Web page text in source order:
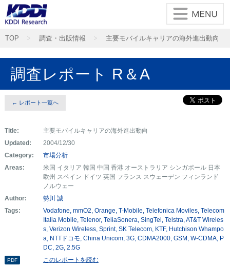
TOP 調査・出版情報 主要モバイルキャリアの海外進出動向
調査レポート R＆A
← レポート一覧へ
Title:
主要モバイルキャリアの海外進出動向
Updated:
2004/12/30
Category:
市場分析
Areas:
米国 イタリア 韓国 中国 香港 オーストラリア シンガポール 日本
欧州 スペイン ドイツ 英国 フランス スウェーデン フィンランド
ノルウェー
Author:
勢川 誠
Tags:
Vodafone mmO2 Orange T-Mobile Telefonica Moviles Telecom
Italia Mobile Telenor TeliaSonera SingTel Telstra AT&T Wireles
s Verizon Wireless Sprint SK Telecom KTF Hutchison Whampo
a NTTドコモ China Unicom 3G CDMA2000 GSM W-CDMA P
DC 2G 2.5G
PDF このレポートを読む